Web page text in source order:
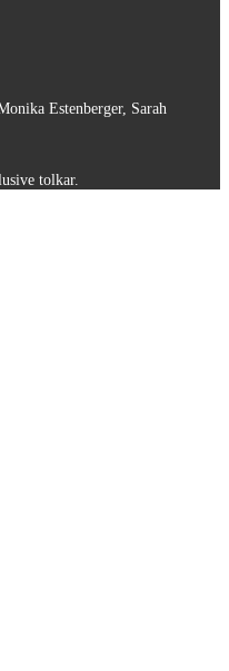
Estenberger, Sarah
tolkar.